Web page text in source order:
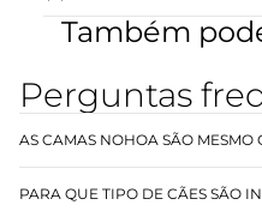
Também
Perguntas
AS CAMAS NOHOA SÃO MESMO
PARA QUE TIPO DE CÃES SÃO